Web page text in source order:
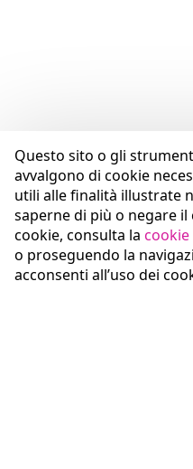
Questo sito o gli
avvalgono di cookie
utili alle finalità illustrate
saperne di più o negare
cookie, consulta la cookie
o proseguendo la
acconsenti all’uso dei